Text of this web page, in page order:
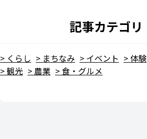
記事カテゴリ
くらし まちなみ イベント 体験
観光
農業 食・グルメ